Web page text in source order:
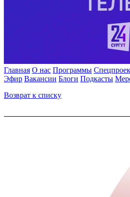
Главная О нас Программы
Эфир Вакансии Блоги Подкасты
Возврат к списку